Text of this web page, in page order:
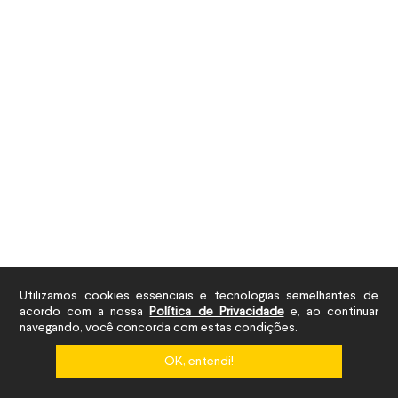
Utilizamos cookies essenciais e tecnologias semelhantes de
acordo com a nossa
Política de Privacidadee, ao continuar
navegando, você concorda com estas condições.
OK, entendi!